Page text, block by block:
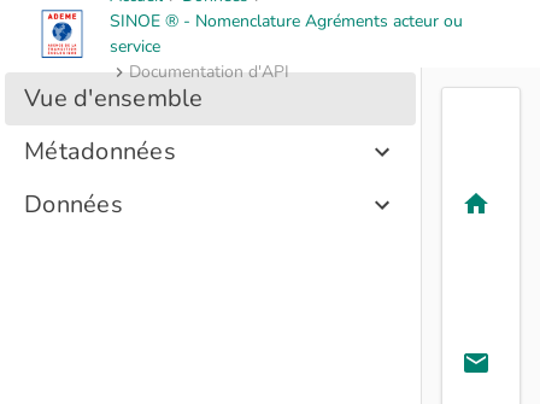
SINOE ® - Nomenclature Agréments acteur ou
service
Documentation d'API